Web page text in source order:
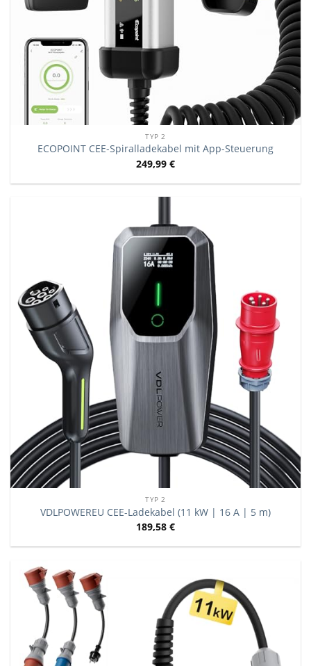
TYP 2
ECOPOINT CEE-Spiralladekabel mit App-Steuerung
249,99 €
TYP 2
VDLPOWEREU CEE-Ladekabel (11 kW | 16 A | 5 m)
189,58 €